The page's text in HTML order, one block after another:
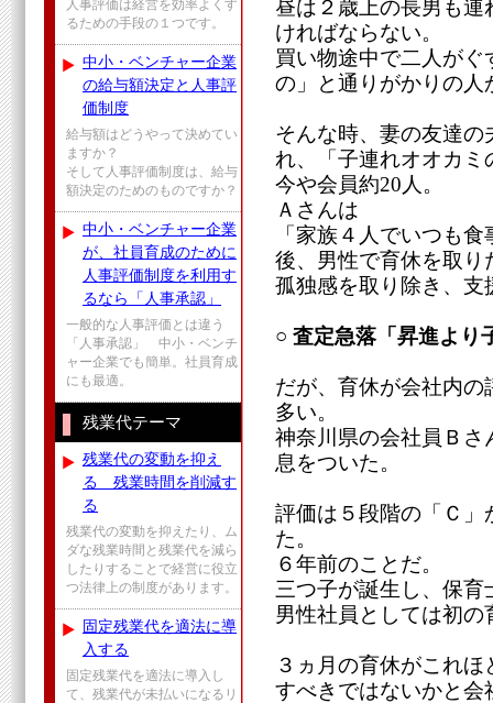
昼は２歳上の長男も
ければならない。
買い物途中で二人が
の」と通りがかりの人
そんな時、妻の友達
れ、「子連れオオカミ
今や会員約20人。
Ａさんは
「家族４人でいつも
後、男性で育休を取り
孤独感を取り除き、支
○ 査定急落「昇進より
だが、育休が会社内
多い。
神奈川県の会社員Ｂさ
息をついた。
評価は５段階の「Ｃ」
た。
６年前のことだ。
三つ子が誕生し、保
男性社員としては初の
３ヵ月の育休がこれ
すべきではないかと会
人事評価は経営を効率よくす
るための手段の１つです。
中小・ベンチャー企業
の給与額決定と人事評
価制度
給与額はどうやって決めてい
ますか？
そして人事評価制度は、給与
額決定のためのものですか？
中小・ベンチャー企業
が、社員育成のために
人事評価制度を利用す
るなら「人事承認」
一般的な人事評価とは違う
「人事承認」 中小・ベンチ
ャー企業でも簡単。社員育成
にも最適。
残業代テーマ
残業代の変動を抑え
る 残業時間を削減す
る
残業代の変動を抑えたり、ム
ダな残業時間と残業代を減ら
したりすることで経営に役立
つ法律上の制度があります。
固定残業代を適法に導
入する
固定残業代を適法に導入し
て、残業代が未払いになるリ